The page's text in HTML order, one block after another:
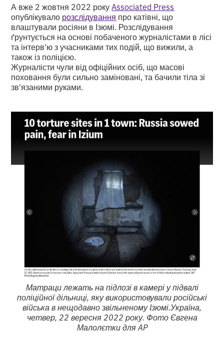
А вже 2 жовтня 2022 рокуAssociated Press
опублікувало розслідування про катівні, що
влаштували росіяни в Ізюмі. Розслідування
ґрунтується на основі побаченого журналістами в лісі
та інтерв'ю з учасниками тих подій, що вижили, а
також із поліцією.
Журналісти чули від офіційних осіб, що масові
поховання були сильно заміновані, та бачили тіла зі
зв'язаними руками.
Матраци лежать на підлозі в камері у підвалі
поліційної дільниці, яку використовували російські
війська в нещодавно звільненому Ізюмі.Україна,
четвер, 22 вересня 2022 року. Фото Євгена
Малолєтки для AP